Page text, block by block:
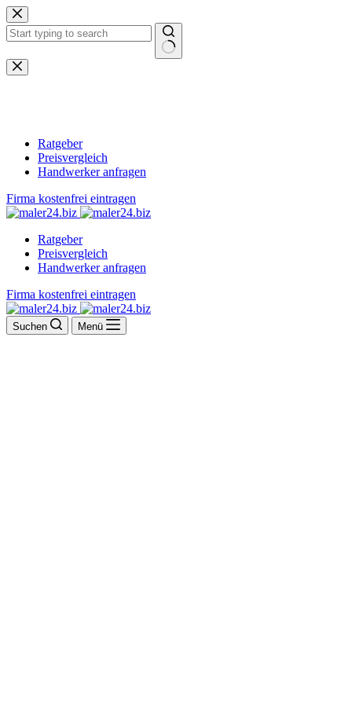
Zum
Inhalt
springen
Keine
Ergebnisse
Ratgeber
Preisvergleich
Handwerker anfragen
Firma kostenfrei eintragen
Ratgeber
Preisvergleich
Handwerker anfragen
Firma kostenfrei eintragen
Suchen Menü